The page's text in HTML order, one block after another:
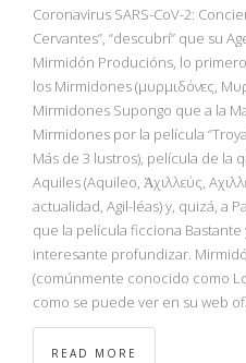
Coronavirus SARS-CoV-2:
Cervantes”, “descubrí” que su
Mirmidón Producións, lo
los Mirmidones (μυρμιδόνες,
Mirmidones Supongo que a la
Mirmidones por la película
Más de 3 lustros), película de la
Aquiles (Aquileo, Ἀχιλλεύς,
actualidad, Agil-léas) y, quizá, a
que la película ficciona
interesante profundizar.
(comúnmente conocido como
como se puede ver en su web
READ MORE